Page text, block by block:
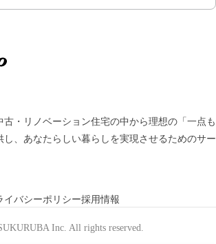
古・リノベーション住宅の中から理想の「一点も
、 あなたらしい暮らしを実現させるためのサー
イバシーポリシー採用情報
Inc. All rights reserved.